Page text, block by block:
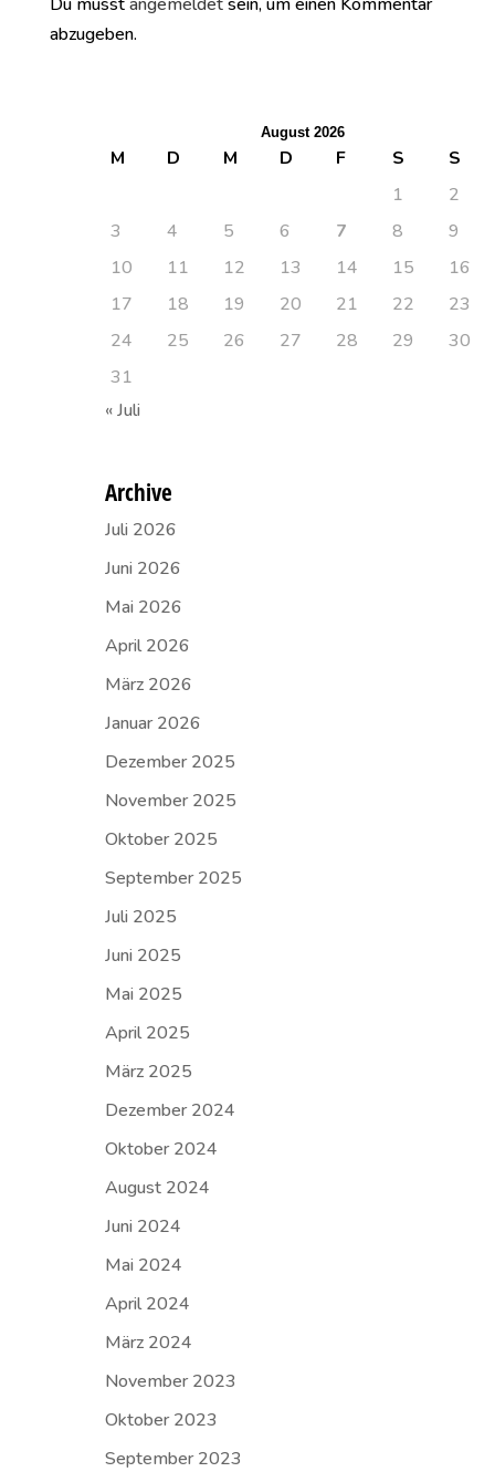
abzugeben.
August 2026
M D M D F S
S
1
2
3
4 5 6 7 8
9
10
11 12 13 14 15
16
17
18 19 20 21 22
23
24
25 26 27 28 29
30
31
« Juli
Archive
Juli 2026
Juni 2026
Mai 2026
April 2026
März 2026
Januar 2026
Dezember 2025
November 2025
Oktober 2025
September 2025
Juli 2025
Juni 2025
Mai 2025
April 2025
März 2025
Dezember 2024
Oktober 2024
August 2024
Juni 2024
Mai 2024
April 2024
März 2024
November 2023
Oktober 2023
September 2023